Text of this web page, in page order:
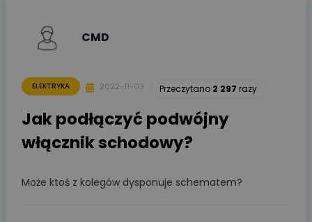
CMD
ELEKTRYKA 2022-11-03 Przeczytano 2 297 razy
Jak podłączyć podwójny
włącznik schodowy?
Może ktoś z kolegów dysponuje schematem?